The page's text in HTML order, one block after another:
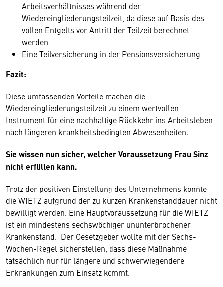
Arbeitsverhältnisses während der
Wiedereingliederungsteilzeit, da diese auf Basis des
vollen Entgelts vor Antritt der Teilzeit berechnet
werden
Eine Teilversicherung in der Pensionsversicherung
Fazit:
Diese umfassenden Vorteile machen die
Wiedereingliederungsteilzeit zu einem wertvollen
Instrument für eine nachhaltige Rückkehr ins Arbeitsleben
nach längeren krankheitsbedingten Abwesenheiten.
Sie wissen nun sicher, welcher Voraussetzung Frau Sinz
nicht erfüllen kann.
Trotz der positiven Einstellung des Unternehmens konnte
die WIETZ aufgrund der zu kurzen Krankenstanddauer nicht
bewilligt werden. Eine Hauptvoraussetzung für die WIETZ
ist ein mindestens sechswöchiger ununterbrochener
Krankenstand. Der Gesetzgeber wollte mit der Sechs-
Wochen-Regel sicherstellen, dass diese Maßnahme
tatsächlich nur für längere und schwerwiegendere
Erkrankungen zum Einsatz kommt.